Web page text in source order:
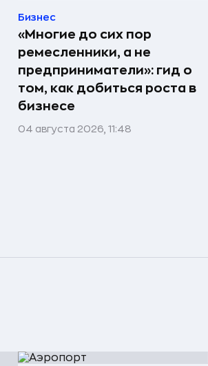
Бизнес
«Многие до сих пор
ремесленники, а не
предприниматели»: гид о
том, как добиться роста в
бизнесе
04 августа 2026, 11:48